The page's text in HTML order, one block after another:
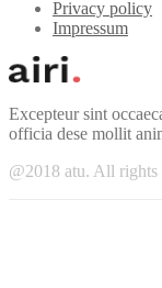
Privacy policy
Impressum
Excepteur sint
officia dese mollit
@2018 atu. All rights